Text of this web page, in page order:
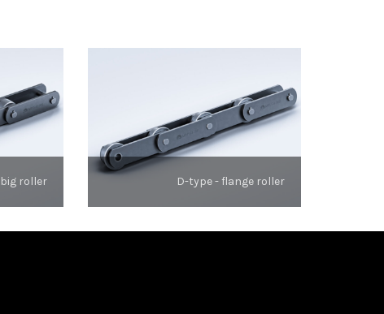
roller D-type - flange roller